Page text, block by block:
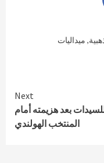
, ميداليات
Next
بعد هزيمته أمام
المنتخب الهولندي